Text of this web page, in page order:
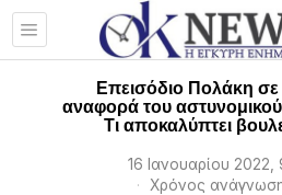
Επεισόδιο Πολάκη σε
αναφορά του αστυνομικού
Τι αποκαλύπτει
16 Ιανουαρίου 2022,
Χρόνος